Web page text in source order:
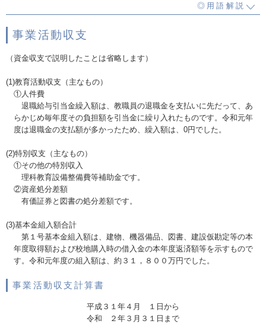
◎用語解説
事業活動収支
（資金収支で説明したことは省略します）
(1)教育活動収支（主なもの）
①人件費
退職給与引当金繰入額は、教職員の退職金を支払いに先だって、あ
らかじめ毎年度その負担額を引当金に繰り入れたものです。令和元年
度は退職金の支払額が多かったため、繰入額は、0円でした。
(2)特別収支（主なもの）
①その他の特別収入
理科教育設備整備費等補助金です。
②資産処分差額
有価証券と図書の処分差額です。
(3)基本金組入額合計
第１号基本金組入額は、建物、機器備品、図書、建設仮勘定等の本
年度取得額および校地購入時の借入金の本年度返済額等を示すもので
す。令和元年度の組入額は、約３１，８００万円でした。
事業活動収支計算書
平成３１年４月 １日から
令和 ２年３月３１日まで